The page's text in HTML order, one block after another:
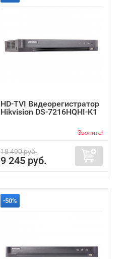
HD-TVI Видеорегистратор
Hikvision DS-7216HQHI-K1
Звоните!
18 490 руб.
9 245 руб.
-50%